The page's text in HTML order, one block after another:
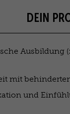
DEIN
Ausbildung
mit
und